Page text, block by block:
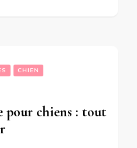
CHIEN
pour chiens : tout